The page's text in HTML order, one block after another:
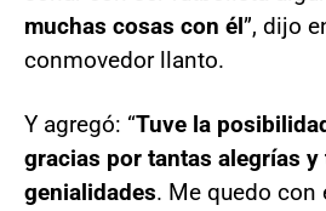
muchas cosas con él”, dijo
conmovedor llanto.
Y agregó: “Tuve la
gracias por tantas alegrías y
genialidades. Me quedo